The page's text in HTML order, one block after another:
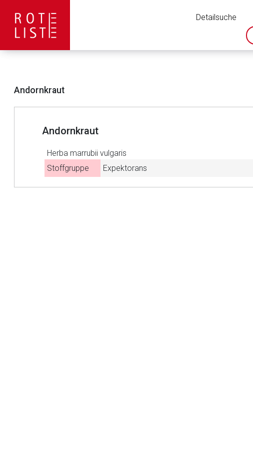
Detailsuche
Andornkraut
Andornkraut
Herba marrubii vulgaris
Stoffgruppe
Expektorans